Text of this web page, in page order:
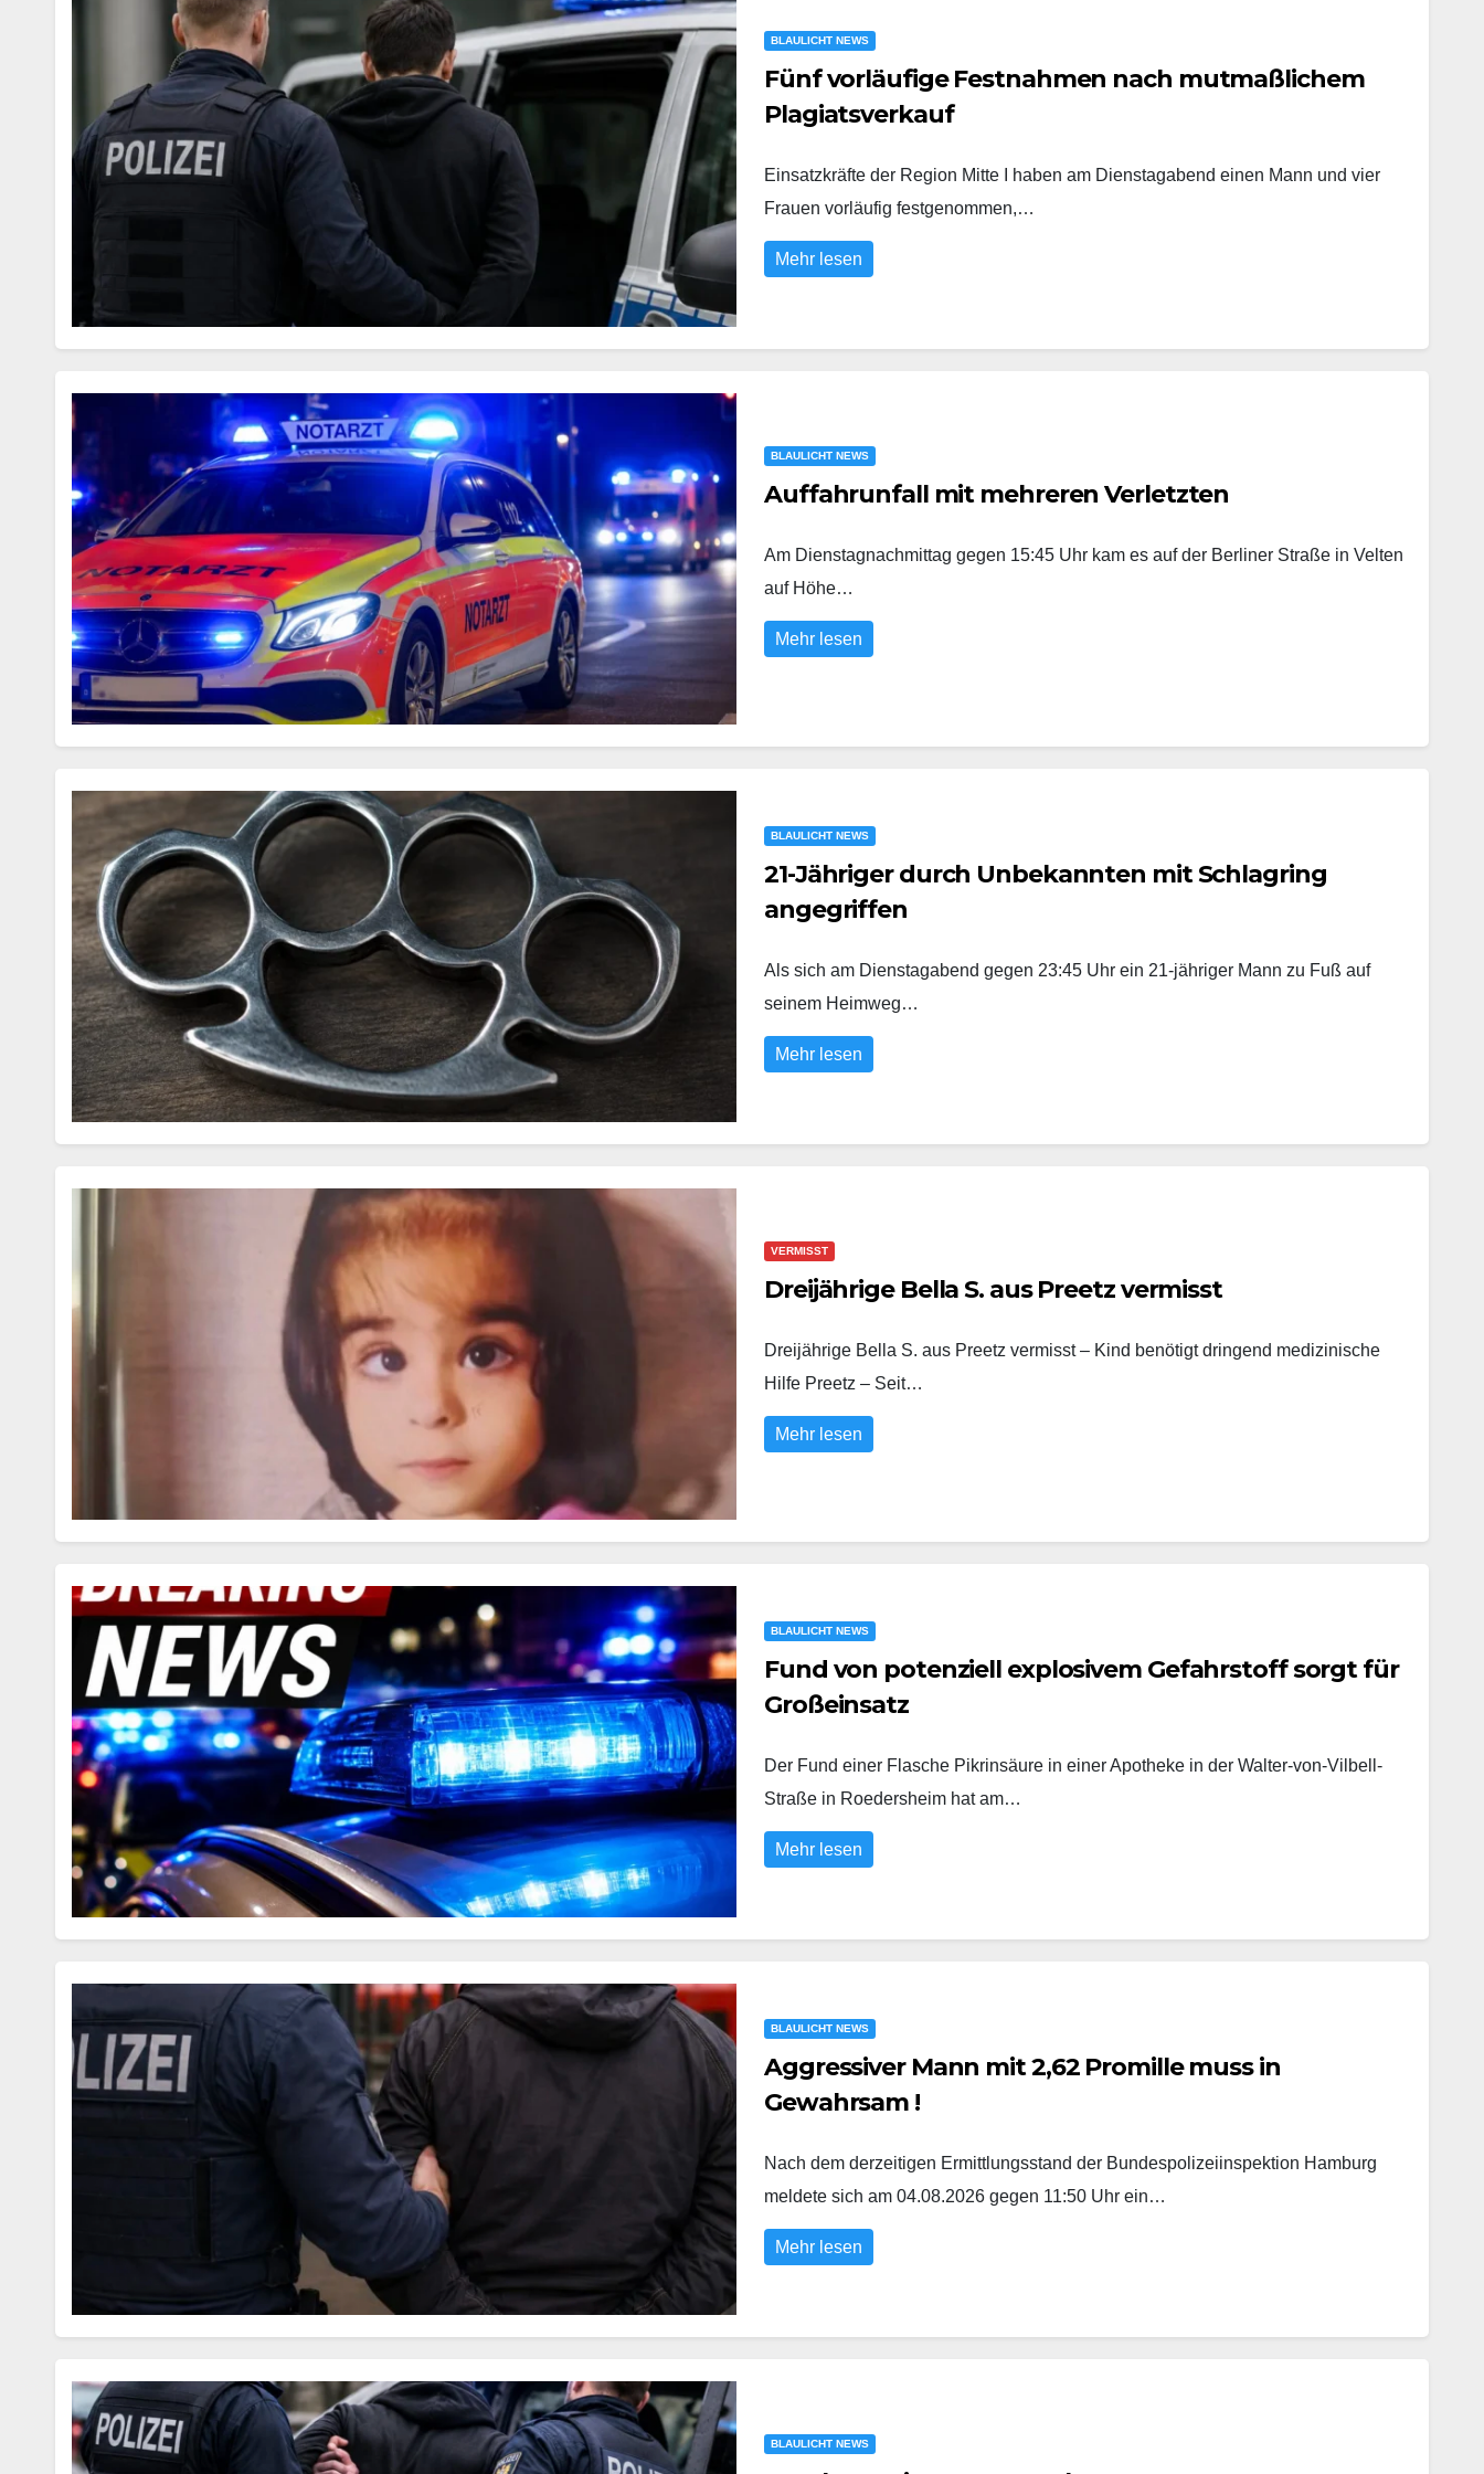
BLAULICHT NEWS
Fünf vorläufige Festnahmen nach mutmaßlichem
Plagiatsverkauf
Einsatzkräfte der Region Mitte I haben am Dienstagabend einen Mann und vier
Frauen vorläufig festgenommen,…
Mehr lesen
BLAULICHT NEWS
Auffahrunfall mit mehreren Verletzten
Am Dienstagnachmittag gegen 15:45 Uhr kam es auf der Berliner Straße in Velten
auf Höhe…
Mehr lesen
BLAULICHT NEWS
21-Jähriger durch Unbekannten mit Schlagring
angegriffen
Als sich am Dienstagabend gegen 23:45 Uhr ein 21-jähriger Mann zu Fuß auf
seinem Heimweg…
Mehr lesen
VERMISST
Dreijährige Bella S. aus Preetz vermisst
Dreijährige Bella S. aus Preetz vermisst – Kind benötigt dringend medizinische
Hilfe Preetz – Seit…
Mehr lesen
BLAULICHT NEWS
Fund von potenziell explosivem Gefahrstoff sorgt für
Großeinsatz
Der Fund einer Flasche Pikrinsäure in einer Apotheke in der Walter-von-Vilbell-
Straße in Roedersheim hat am…
Mehr lesen
BLAULICHT NEWS
Aggressiver Mann mit 2,62 Promille muss in
Gewahrsam !
Nach dem derzeitigen Ermittlungsstand der Bundespolizeiinspektion Hamburg
meldete sich am 04.08.2026 gegen 11:50 Uhr ein…
Mehr lesen
BLAULICHT NEWS